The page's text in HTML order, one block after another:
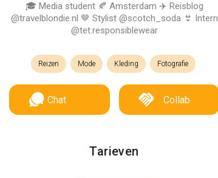
🎓 Media student 🍂 Amsterdam ✈️ Reisblog
@travelblondie.nl 🤎 Stylist @scotch_soda 👙 Intern
@tet.responsiblewear
Reizen Mode Kleding Fotografie
Chat Collab
Tarieven